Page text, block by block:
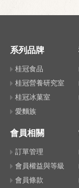
系列品牌
桂冠食品
桂冠營養研究室
桂冠冰菓室
愛麵族
會員相關
訂單管理
會員權益與等級
會員條款